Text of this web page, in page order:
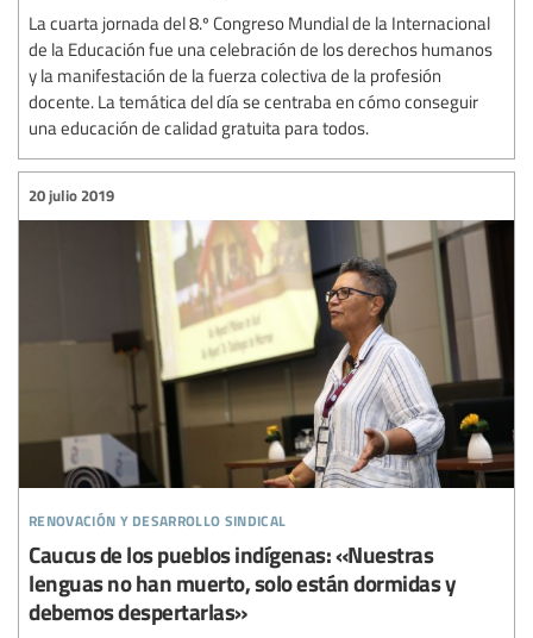
La cuarta jornada del 8.º Congreso Mundial de la Internacional
de la Educación fue una celebración de los derechos humanos
y la manifestación de la fuerza colectiva de la profesión
docente. La temática del día se centraba en cómo conseguir
una educación de calidad gratuita para todos.
renovación y desarrollo sindical
20 julio 2019
Caucus de los pueblos indígenas: «Nuestras
lenguas no han muerto, solo están dormidas y
debemos despertarlas»